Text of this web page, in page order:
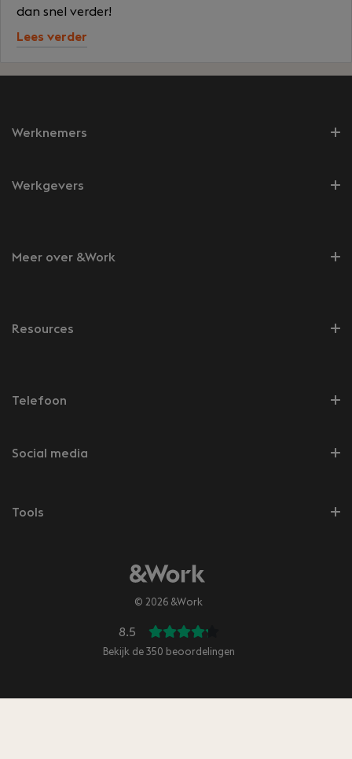
dan snel verder!
Lees verder
Werknemers
Werkgevers
Meer over &Work
Resources
Telefoon
Social media
Tools
© 2026 &Work
8.5
Bekijk de 350 beoordelingen